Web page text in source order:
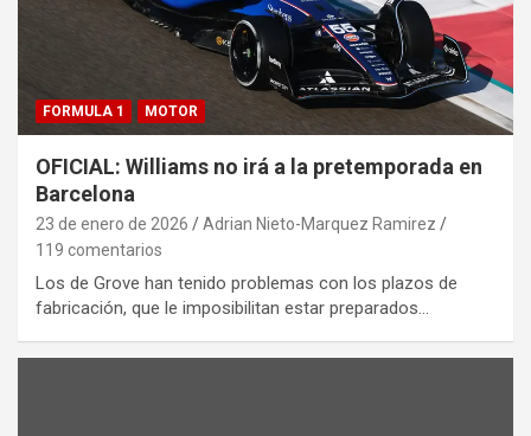
FORMULA 1 MOTOR
OFICIAL: Williams no irá a la pretemporada en
Barcelona
23 de enero de 2026
Adrian Nieto-Marquez Ramirez
119 comentarios
Los de Grove han tenido problemas con los plazos de
fabricación, que le imposibilitan estar preparados…